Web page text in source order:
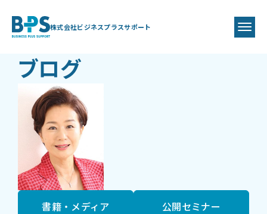
株式会社ビジネスプラスサポート
BPS代表藤井 美保代
ブログ
書籍・メディア 公開セミナー